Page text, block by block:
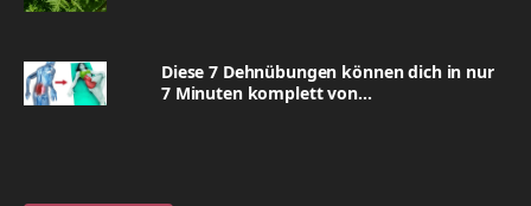
Diese 7 Dehnübungen können dich in nur
7 Minuten komplett von...